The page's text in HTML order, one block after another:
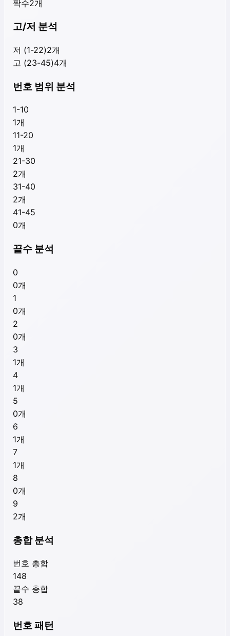
짝수2개
고/저 분석
저 (1-22)2개
고 (23-45)4개
번호 범위 분석
1-10
1개
11-20
1개
21-30
2개
31-40
2개
41-45
0개
끝수 분석
0
0개
1
0개
2
0개
3
1개
4
1개
5
0개
6
1개
7
1개
8
0개
9
2개
총합 분석
번호 총합
148
끝수 총합
38
번호 패턴